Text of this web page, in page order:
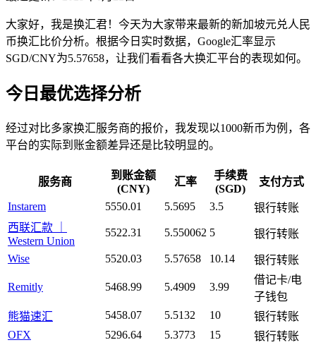
大家好，我是换汇君！今天为大家带来最新的新加坡元兑人民
币换汇比价分析。根据今日实时数据，Google汇率显示
SGD/CNY为5.57658，让我们看看各大换汇平台的表现如何。
今日最优选择分析
经过对比多家换汇服务商的报价，我发现以1000新币为例，各
平台的实际到账金额差异还是比较明显的。
服务商
到账金额
(CNY)
汇率
手续费
(SGD)
支付方式
Instarem 5550.01 5.5695 3.5
银行转账
西联汇款 ｜
Western Union
5522.31 5.550062 5 银行转账
Wise 5520.03 5.57658 10.14 银行转账
Remitly 5468.99 5.4909 3.99
借记卡/电
子钱包
熊猫速汇
5458.07 5.5132 10
银行转账
OFX
5296.64 5.3773 15 银行转账